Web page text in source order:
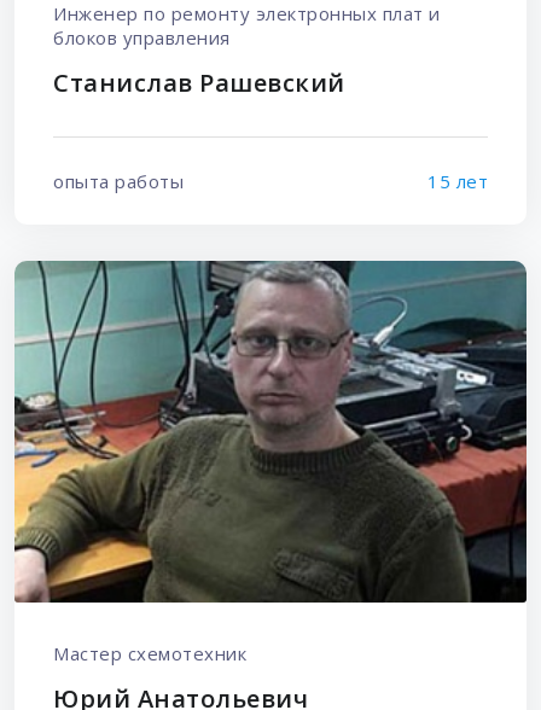
Инженер по ремонту электронных плат и
блоков управления
Станислав Рашевский
опыта работы 15 лет
Мастер схемотехник
Юрий Анатольевич